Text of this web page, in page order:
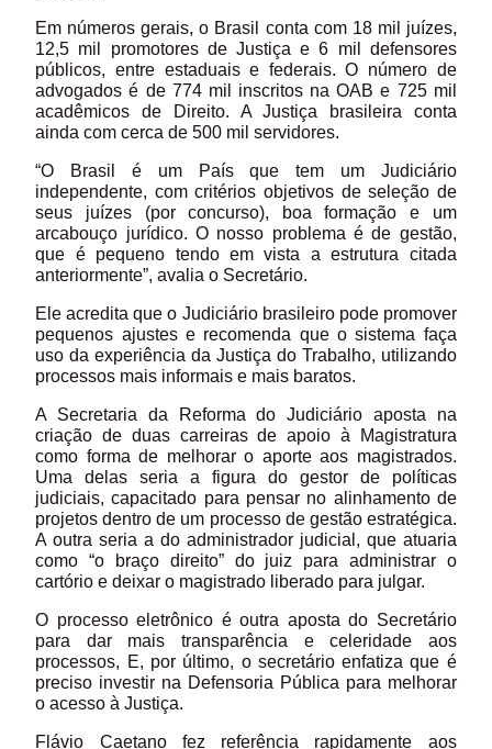
Em números gerais, o Brasil conta com 18 mil juízes,
12,5 mil promotores de Justiça e 6 mil defensores
públicos, entre estaduais e federais. O número de
advogados é de 774 mil inscritos na OAB e 725 mil
acadêmicos de Direito. A Justiça brasileira conta
ainda com cerca de 500 mil servidores.
“O Brasil é um País que tem um Judiciário
independente, com critérios objetivos de seleção de
seus juízes (por concurso), boa formação e um
arcabouço jurídico. O nosso problema é de gestão,
que é pequeno tendo em vista a estrutura citada
anteriormente”, avalia o Secretário.
Ele acredita que o Judiciário brasileiro pode promover
pequenos ajustes e recomenda que o sistema faça
uso da experiência da Justiça do Trabalho, utilizando
processos mais informais e mais baratos.
A Secretaria da Reforma do Judiciário aposta na
criação de duas carreiras de apoio à Magistratura
como forma de melhorar o aporte aos magistrados.
Uma delas seria a figura do gestor de políticas
judiciais, capacitado para pensar no alinhamento de
projetos dentro de um processo de gestão estratégica.
A outra seria a do administrador judicial, que atuaria
como “o braço direito” do juiz para administrar o
cartório e deixar o magistrado liberado para julgar.
O processo eletrônico é outra aposta do Secretário
para dar mais transparência e celeridade aos
processos, E, por último, o secretário enfatiza que é
preciso investir na Defensoria Pública para melhorar
o acesso à Justiça.
Flávio Caetano fez referência rapidamente aos